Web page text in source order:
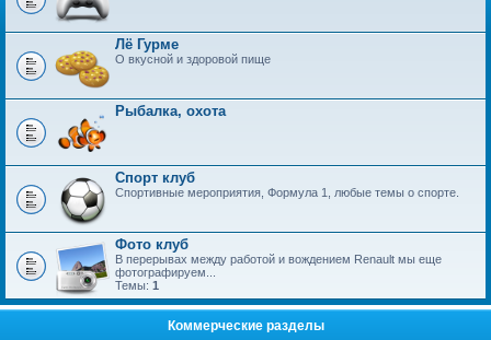
Лё Гурме
О вкусной и здоровой пище
Рыбалка, охота
Спорт клуб
Спортивные мероприятия, Формула 1, любые темы о спорте.
Фото клуб
В перерывах между работой и вождением Renault мы еще
фотографируем...
Темы: 1
Коммерческие разделы